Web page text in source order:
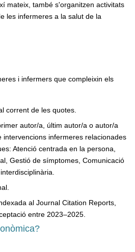
mateix, també s'organitzen activitats
les infermeres a la salut de la
i infermers que compleixin els
corrent de les quotes.
autor/a, últim autor/a o autor/a
infermeres relacionades
Atenció centrada en la persona,
Gestió de símptomes, Comunicació
al Journal Citation Reports,
entre 2023–2025.